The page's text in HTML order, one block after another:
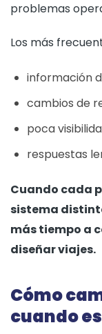
problemas
Los más
información
cambios de
poca
respuestas
Cuando cada
sistema
más tiempo a
diseñar viajes.
Cómo
cuando